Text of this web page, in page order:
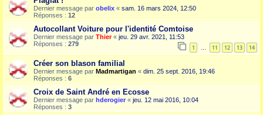
Dernier message par obelix « sam. 16 mars 2024, 12:50
Réponses : 12
Autocollant Voiture pour l'identité Comtoise
Dernier message par Thier« jeu. 29 avr. 2021, 11:53
Réponses : 279 1 … 11 12 13 14
Créer son blason familial
Dernier message par Madmartigan « dim. 25 sept. 2016, 19:46
Réponses : 6
Croix de Saint André en Ecosse
Dernier message par hderogier « jeu. 12 mai 2016, 10:04
Réponses : 3